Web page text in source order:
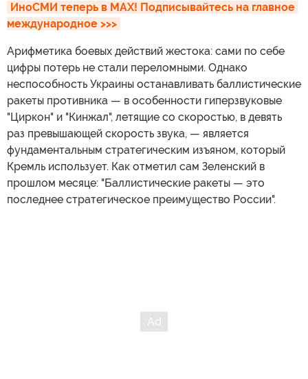
ИноСМИ теперь в MAX! Подписывайтесь на главное
международное >>>
Арифметика боевых действий жестока: сами по себе
цифры потерь не стали переломными. Однако
неспособность Украины останавливать баллистические
ракеты противника — в особенности гиперзвуковые
"Циркон" и "Кинжал", летящие со скоростью, в девять
раз превышающей скорость звука, — является
фундаментальным стратегическим изъяном, который
Кремль использует. Как отметил сам Зеленский в
прошлом месяце: "Баллистические ракеты — это
последнее стратегическое преимущество России".